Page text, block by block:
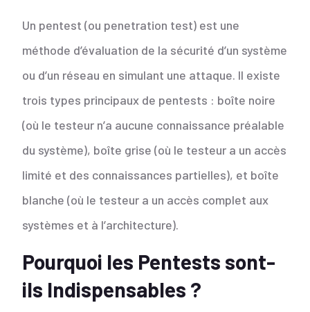
Un pentest (ou penetration test) est une
méthode d’évaluation de la sécurité d’un système
ou d’un réseau en simulant une attaque. Il existe
trois types principaux de pentests : boîte noire
(où le testeur n’a aucune connaissance préalable
du système), boîte grise (où le testeur a un accès
limité et des connaissances partielles), et boîte
blanche (où le testeur a un accès complet aux
systèmes et à l’architecture).
Pourquoi les Pentests sont-
ils Indispensables ?